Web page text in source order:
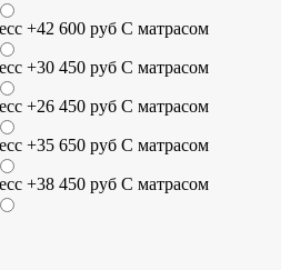
С матрасом
С матрасом
С матрасом
С матрасом
С матрасом